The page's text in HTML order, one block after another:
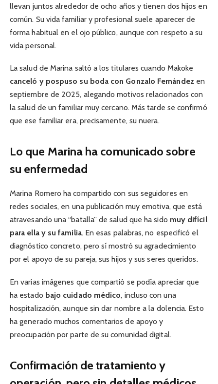
llevan juntos alrededor de ocho años y tienen dos hijos en
común. Su vida familiar y profesional suele aparecer de
forma habitual en el ojo público, aunque con respeto a su
vida personal.
La salud de Marina saltó a los titulares cuando Makoke
canceló y pospuso su boda con Gonzalo Fernándezen
septiembre de 2025, alegando motivos relacionados con
la salud de un familiar muy cercano. Más tarde se confirmó
que ese familiar era, precisamente, su nuera.
Lo que Marina ha comunicado sobre
su enfermedad
Marina Romero ha compartido con sus seguidores en
redes sociales, en una publicación muy emotiva, que está
atravesando una “batalla” de salud que ha sido muy difícil
para ella y su familia. En esas palabras, no especificó el
diagnóstico concreto, pero sí mostró su agradecimiento
por el apoyo de su pareja, sus hijos y sus seres queridos.
En varias imágenes que compartió se podía apreciar que
ha estado bajo cuidado médico, incluso con una
hospitalización, aunque sin dar nombre a la dolencia. Esto
ha generado muchos comentarios de apoyo y
preocupación por parte de su comunidad digital.
Confirmación de tratamiento y